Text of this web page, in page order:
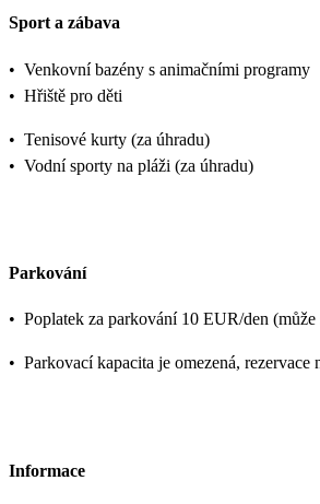
Sport a zábava
• Venkovní bazény s animačními programy
• Hřiště pro děti
• Tenisové kurty (za úhradu)
• Vodní sporty na pláži (za úhradu)
Parkování
• Poplatek za parkování 10 EUR/den
• Parkovací kapacita je omezená, rezervace
Informace